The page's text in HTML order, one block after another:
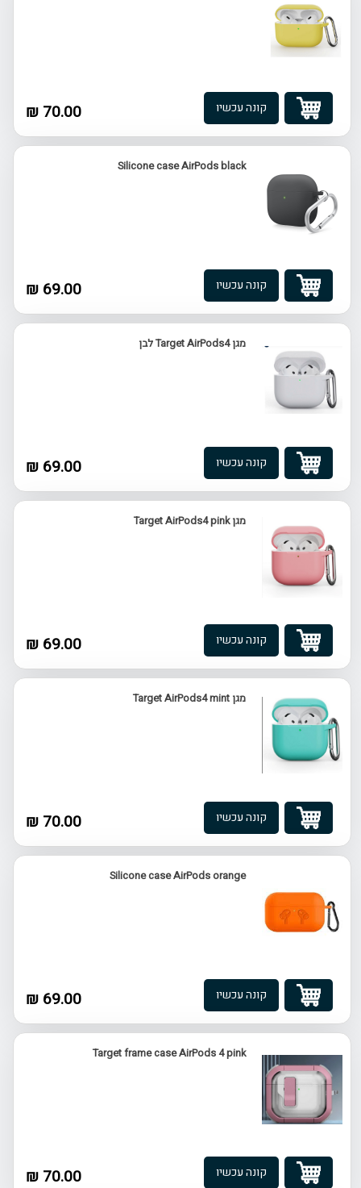
70.00 ₪ קונה עכשיו
Silicone case AirPods black
69.00 ₪ קונה עכשיו
מגן Target AirPods4 לבן
69.00 ₪ קונה עכשיו
מגן Target AirPods4 pink
69.00 ₪ קונה עכשיו
מגן Target AirPods4 mint
70.00 ₪ קונה עכשיו
Silicone case AirPods orange
69.00 ₪ קונה עכשיו
Target frame case AirPods 4 pink
70.00 ₪ קונה עכשיו